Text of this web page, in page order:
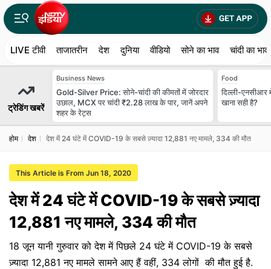
LIVE टीवी ताजातरीन देश दुनिया वीडियो सोने का भाव चांदी का भाव
ट्रेडिंग खबरें
Business News
Gold-Silver Price: सोने-चांदी की कीमतों में जोरदार
उछाल, MCX पर चांदी ₹2.28 लाख के पार, जानें अपने
शहर के रेट्स
Food
दिल्ली-एनसीआर
खाना सही है?
होम देश देश में 24 घंटे में COVID-19 के सबसे ज़्यादा 12,881 नए मामले, 334 की मौत
This Article is From Jun 18, 2020
देश में 24 घंटे में COVID-19 के सबसे ज़्यादा
12,881 नए मामले, 334 की मौत
18 जून यानी गुरुवार को देश में पिछले 24 घंटे में COVID-19 के सबसे
ज़्यादा 12,881 नए मामले सामने आए हैं वहीं, 334 लोगों की मौत हुई है.